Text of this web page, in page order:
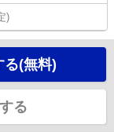
)
る(無料)
る